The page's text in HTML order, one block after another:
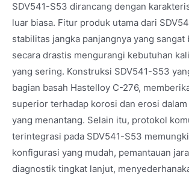
SDV541-S53 dirancang dengan
luar biasa. Fitur produk utama dari
stabilitas jangka panjangnya yang sangat
secara drastis mengurangi kebutuhan
yang sering. Konstruksi SDV541-S53
bagian basah Hastelloy C-276,
superior terhadap korosi dan erosi
yang menantang. Selain itu, protokol
terintegrasi pada SDV541-S53
konfigurasi yang mudah, pemantauan
diagnostik tingkat lanjut,